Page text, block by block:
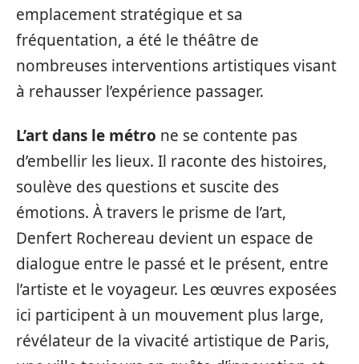
emplacement stratégique et sa
fréquentation, a été le théâtre de
nombreuses interventions artistiques visant
à rehausser l’expérience passager.
L’art dans le métro ne se contente pas
d’embellir les lieux. Il raconte des histoires,
soulève des questions et suscite des
émotions. À travers le prisme de l’art,
Denfert Rochereau devient un espace de
dialogue entre le passé et le présent, entre
l’artiste et le voyageur. Les œuvres exposées
ici participent à un mouvement plus large,
révélateur de la vivacité artistique de Paris,